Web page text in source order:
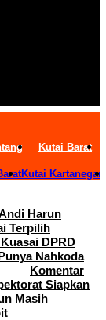
Kutai Barat
Kutai
Harun
Terpilih
DPRD
Nahkoda
Komentar
Siapkan
Masih